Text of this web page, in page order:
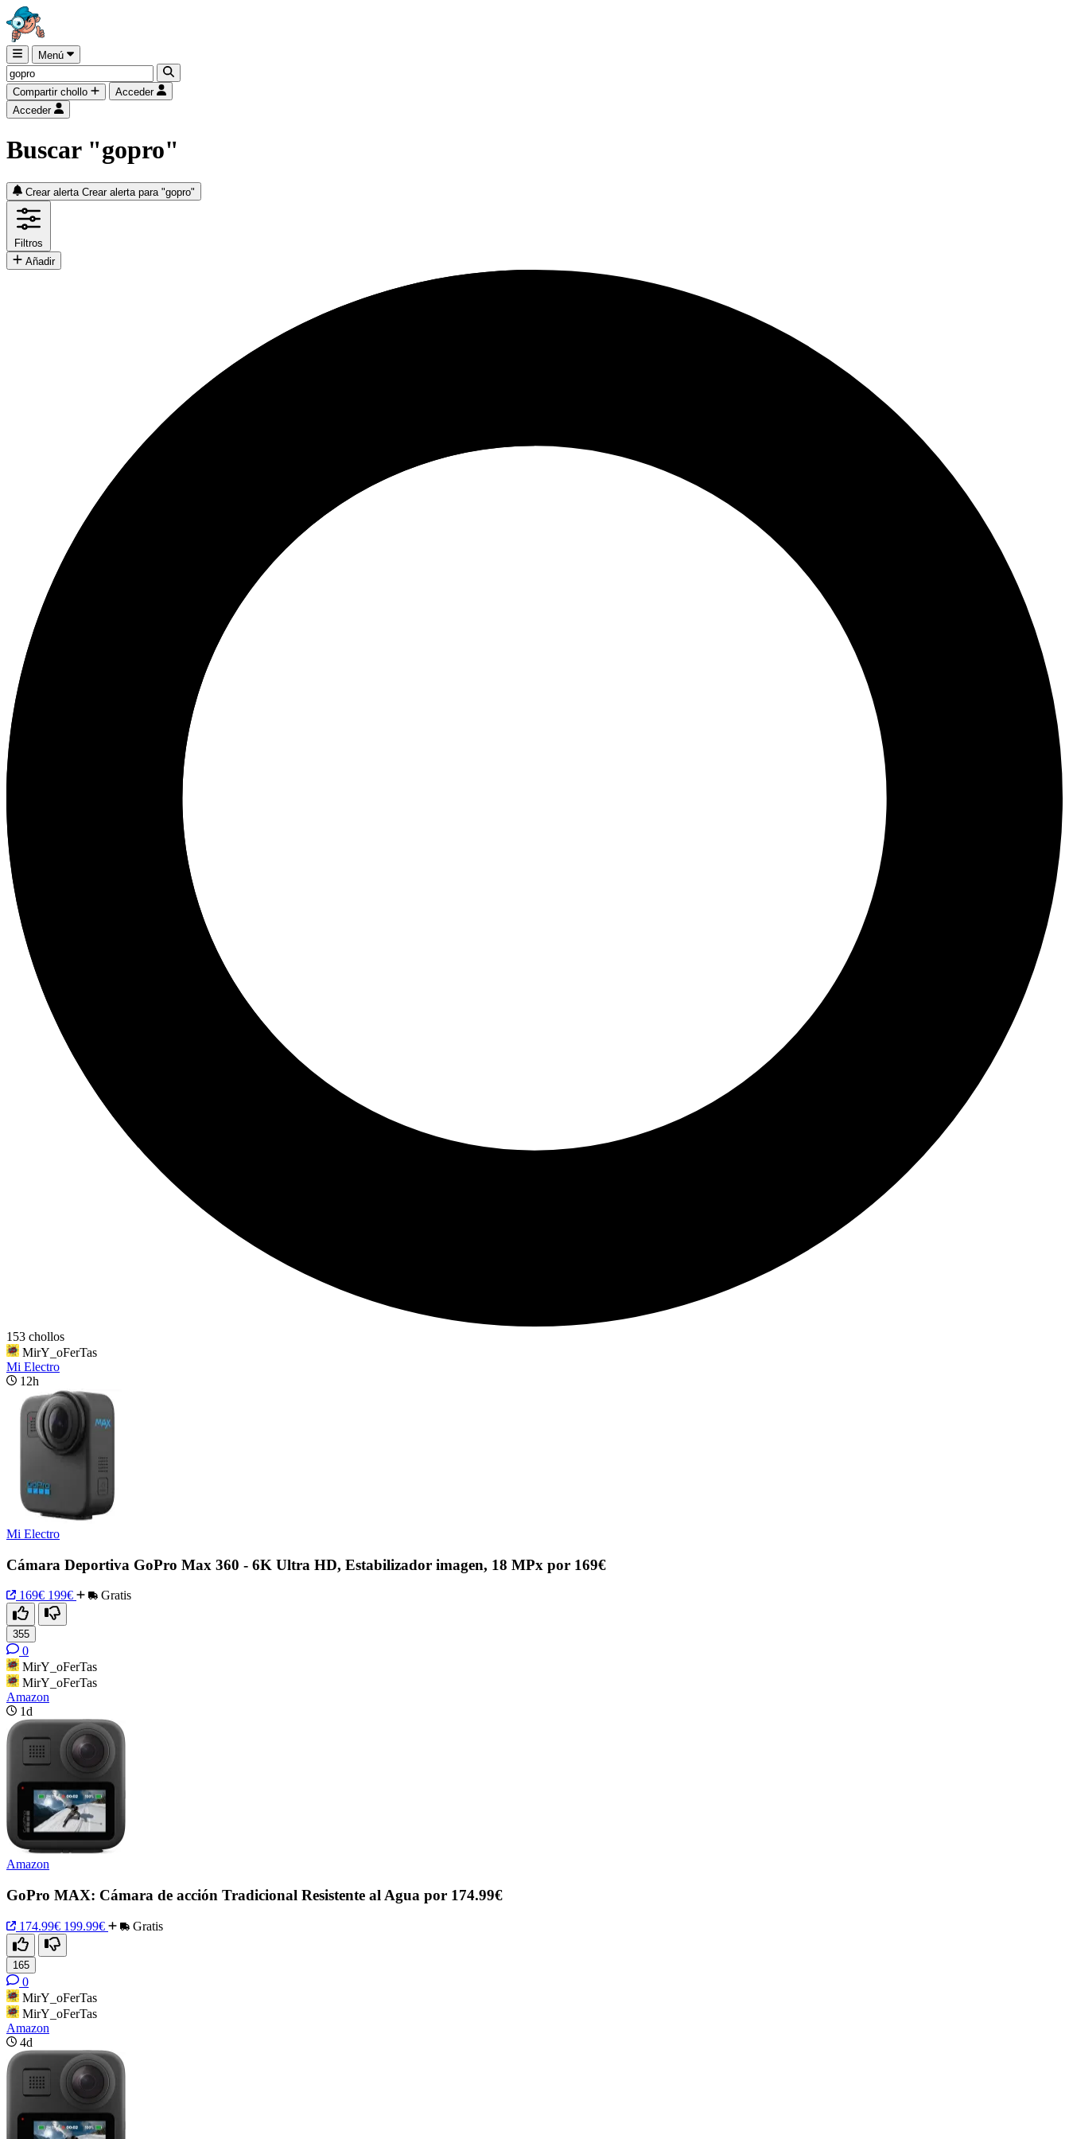
Menú
Compartir chollo
Acceder
Acceder
Buscar "gopro"
Crear alerta Crear alerta para "gopro"
Filtros
Añadir
153 chollos
MirY_oFerTas
Mi Electro
12h
Mi Electro
Cámara Deportiva GoPro Max 360 - 6K Ultra HD, Estabilizador imagen, 18 MPx por 169€
169€ 199€ Gratis
355
0
MirY_oFerTas
MirY_oFerTas
Amazon
1d
Amazon
GoPro MAX: Cámara de acción Tradicional Resistente al Agua por 174.99€
174.99€ 199.99€ Gratis
165
0
MirY_oFerTas
MirY_oFerTas
Amazon
4d